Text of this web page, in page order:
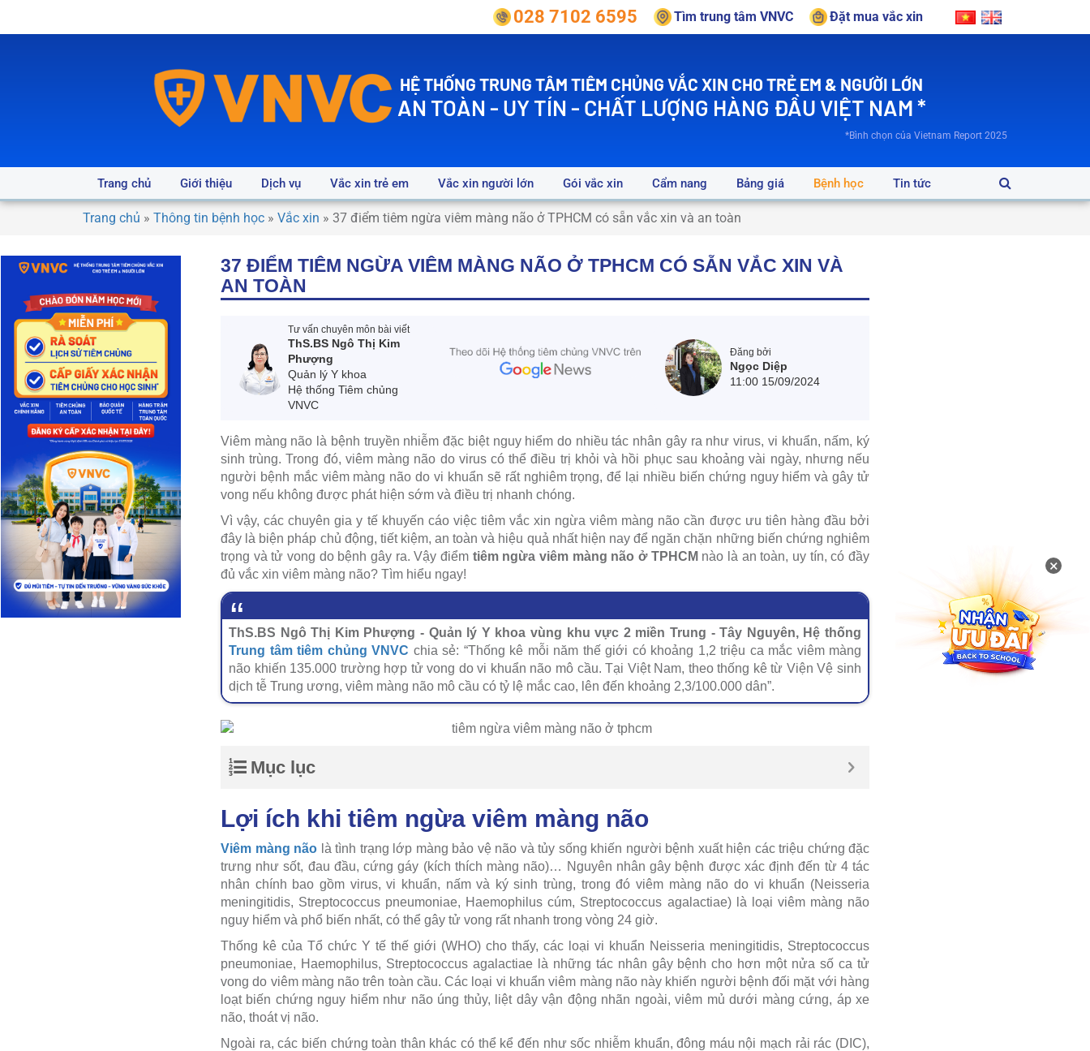
028 7102 6595 Tìm trung tâm VNVC Đặt mua vắc xin
HỆ THỐNG TRUNG TÂM TIÊM CHỦNG VẮC XIN CHO TRẺ EM & NGƯỜI LỚN
AN TOÀN - UY TÍN - CHẤT LƯỢNG HÀNG ĐẦU VIỆT NAM *
*Bình chọn của Vietnam Report 2025
Trang chủ Giới thiệu Dịch vụ Vắc xin trẻ em Vắc xin người lớn Gói vắc xin Cẩm nang Bảng giá Bệnh học Tin tức
Trang chủ » Thông tin bệnh học » Vắc xin » 37 điểm tiêm ngừa viêm màng não ở TPHCM có sẵn vắc xin và an toàn
37 ĐIỂM TIÊM NGỪA VIÊM MÀNG NÃO Ở TPHCM CÓ SẴN VẮC XIN VÀ
AN TOÀN
Tư vấn chuyên môn bài viết
ThS.BS Ngô Thị Kim
Phượng
Quản lý Y khoa
Hệ thống Tiêm chủng
VNVC
Đăng bởi
Ngọc Diệp
11:00 15/09/2024
Viêm màng não là bệnh truyền nhiễm đặc biệt nguy hiểm do nhiều tác nhân gây ra như virus, vi khuẩn, nấm, ký
sinh trùng. Trong đó, viêm màng não do virus có thể điều trị khỏi và hồi phục sau khoảng vài ngày, nhưng nếu
người bệnh mắc viêm màng não do vi khuẩn sẽ rất nghiêm trọng, để lại nhiều biến chứng nguy hiểm và gây tử
vong nếu không được phát hiện sớm và điều trị nhanh chóng.
Vì vậy, các chuyên gia y tế khuyến cáo việc tiêm vắc xin ngừa viêm màng não cần được ưu tiên hàng đầu bởi
đây là biện pháp chủ động, tiết kiệm, an toàn và hiệu quả nhất hiện nay để ngăn chặn những biến chứng nghiêm
trọng và tử vong do bệnh gây ra. Vậy điểm tiêm ngừa viêm màng não ở TPHCM nào là an toàn, uy tín, có đầy
đủ vắc xin viêm màng não? Tìm hiểu ngay!
ThS.BS Ngô Thị Kim Phượng - Quản lý Y khoa vùng khu vực 2 miền Trung - Tây Nguyên, Hệ thống
Trung tâm tiêm chủng VNVC chia sẻ: “Thống kê mỗi năm thế giới có khoảng 1,2 triệu ca mắc viêm màng
não khiến 135.000 trường hợp tử vong do vi khuẩn não mô cầu. Tại Việt Nam, theo thống kê từ Viện Vệ sinh
dịch tễ Trung ương, viêm màng não mô cầu có tỷ lệ mắc cao, lên đến khoảng 2,3/100.000 dân”.
Mục lục
Lợi ích khi tiêm ngừa viêm màng não
Viêm màng não là tình trạng lớp màng bảo vệ não và tủy sống khiến người bệnh xuất hiện các triệu chứng đặc
trưng như sốt, đau đầu, cứng gáy (kích thích màng não)… Nguyên nhân gây bệnh được xác định đến từ 4 tác
nhân chính bao gồm virus, vi khuẩn, nấm và ký sinh trùng, trong đó viêm màng não do vi khuẩn (Neisseria
meningitidis, Streptococcus pneumoniae, Haemophilus cúm, Streptococcus agalactiae) là loại viêm màng não
nguy hiểm và phổ biến nhất, có thể gây tử vong rất nhanh trong vòng 24 giờ.
Thống kê của Tổ chức Y tế thế giới (WHO) cho thấy, các loại vi khuẩn Neisseria meningitidis, Streptococcus
pneumoniae, Haemophilus, Streptococcus agalactiae là những tác nhân gây bệnh cho hơn một nửa số ca tử
vong do viêm màng não trên toàn cầu. Các loại vi khuẩn viêm màng não này khiến người bệnh đối mặt với hàng
loạt biến chứng nguy hiểm như não úng thủy, liệt dây vận động nhãn ngoài, viêm mủ dưới màng cứng, áp xe
não, thoát vị não.
Ngoài ra, các biến chứng toàn thân khác có thể kể đến như sốc nhiễm khuẩn, đông máu nội mạch rải rác (DIC),
×